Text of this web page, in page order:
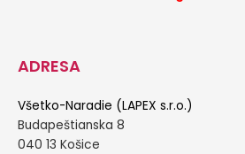
ADRESA
Všetko-Naradie (LAPEX s.r.o.)
Budapeštianska 8
040 13 Košice